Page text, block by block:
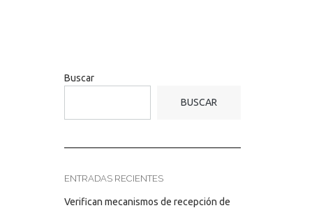
Buscar
BUSCAR
ENTRADAS RECIENTES
Verifican mecanismos de recepción de